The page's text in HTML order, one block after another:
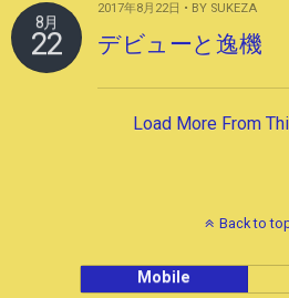
8月
22
2017年8月22日 • BY SUKEZA
デビューと逸機
Load More From
Back to
Mobile